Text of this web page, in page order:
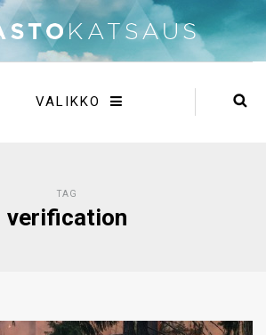
VALIKKO
TAG
verification